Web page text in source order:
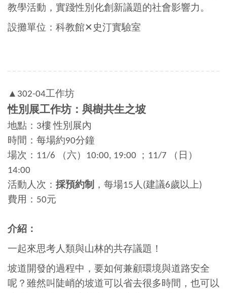
教學活動，實踐性別化創新議題的社會影響力。
設攤單位：科教館✕史汀實驗室
▲302-04工作坊
性別展工作坊： 與樹共生之坡
地點：3樓 性別展內
時間：每場約90分鐘
場次：11/6 （六）10:00, 19:00 ；11/7 （日）
14:00
活動人次： 採預約制 ，每場15人(建議6歲以上)
費用：50元
介紹：
一起來思考人類與山林的共存議題！
坡道開發的過程中，要如何兼顧環境與道路安全
呢？雖然叫陡峭的坡道可以省去很多時間，也可以